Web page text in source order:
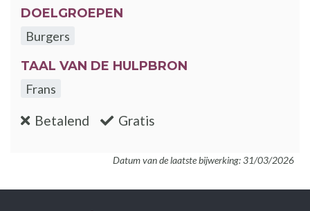
DOELGROEPEN
Burgers
TAAL VAN DE HULPBRON
Frans
Betalend :nee Gratis
Datum van de laatste bijwerking: 31/03/2026